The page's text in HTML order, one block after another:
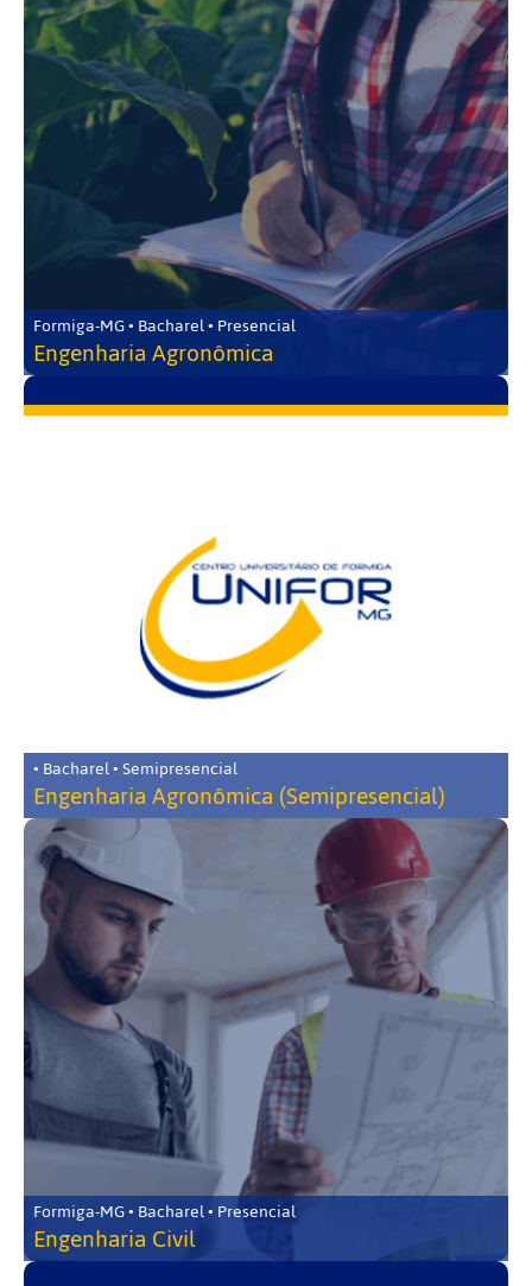
Formiga-MG • Bacharel • Presencial
Engenharia Agronômica
• Bacharel • Semipresencial
Engenharia Agronômica (Semipresencial)
Formiga-MG • Bacharel • Presencial
Engenharia Civil